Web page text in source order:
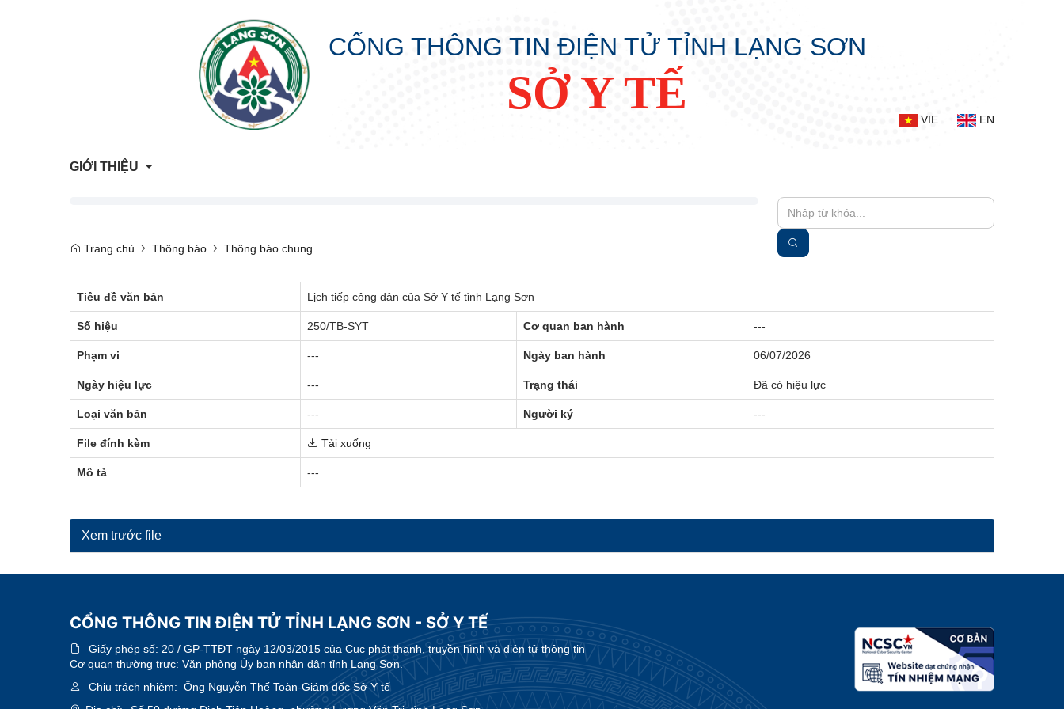
CỔNG THÔNG TIN ĐIỆN TỬ TỈNH LẠNG SƠN
SỞ Y TẾ
VIE EN
GIỚI THIỆU
Lịch sử hình thành
Trang chủ Thông báo Thông báo chung
Tiêu đề văn bản Lịch tiếp công dân của Sở Y tế tỉnh Lạng Sơn
Số hiệu 250/TB-SYT Cơ quan ban hành ---
Phạm vi --- Ngày ban hành 06/07/2026
Ngày hiệu lực --- Trạng thái Đã có hiệu lực
Loại văn bản --- Người ký ---
File đính kèm Tải xuống
Mô tả ---
Xem trước file
CỔNG THÔNG TIN ĐIỆN TỬ TỈNH LẠNG SƠN - SỞ Y TẾ
Giấy phép số: 20 / GP-TTĐT ngày 12/03/2015 của Cục phát thanh, truyền hình và điện tử thông tin
Cơ quan thường trực: Văn phòng Ủy ban nhân dân tỉnh Lạng Sơn.
Chịu trách nhiệm: Ông Nguyễn Thế Toàn-Giám đốc Sở Y tế